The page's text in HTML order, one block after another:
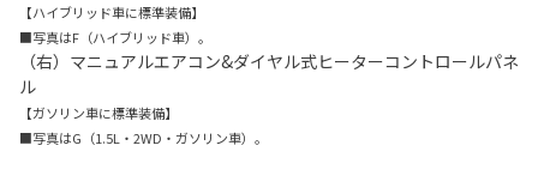
【ハイブリッド車に標準装備】
■写真はF（ハイブリッド車）。
（右）マニュアルエアコン&ダイヤル式ヒーターコントロールパネ
ル
【ガソリン車に標準装備】
■写真はG（1.5L・2WD・ガソリン車）。